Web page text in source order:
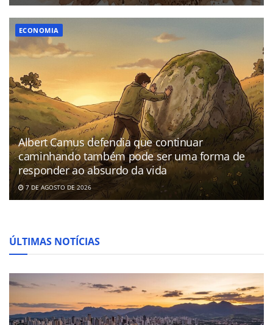
ECONOMIA
Albert Camus defendia que continuar
caminhando também pode ser uma forma de
responder ao absurdo da vida
7 DE AGOSTO DE 2026
ÚLTIMAS NOTÍCIAS